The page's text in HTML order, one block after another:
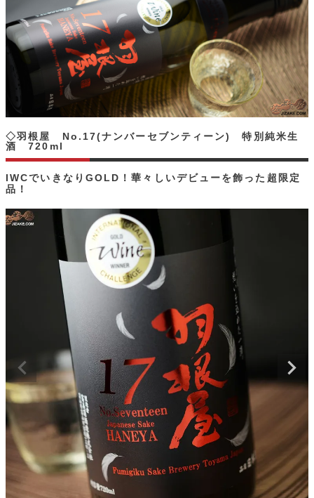
IWCでいきなりGOLD！華々しいデビューを飾った超限定
品！
◇羽根屋 No.17(ナンバーセブンティーン) 特別純米生
酒 720ml